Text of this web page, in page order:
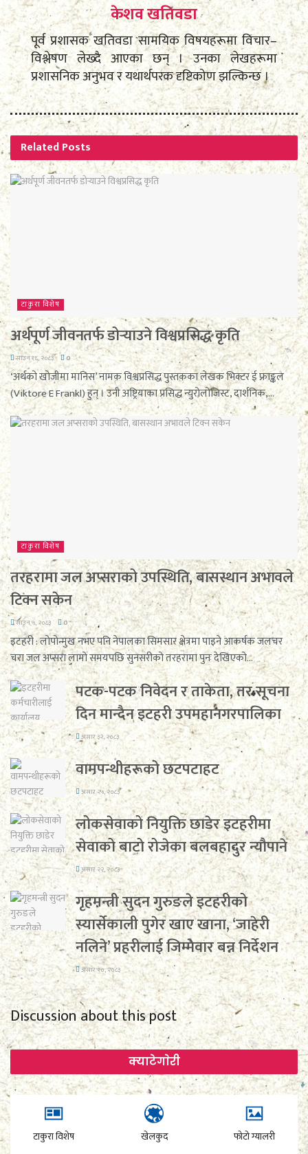
केशव खतिवडा
पूर्व प्रशासक खतिवडा सामयिक विषयहरूमा विचार–
विश्लेषण लेख्दै आएका छन् । उनका लेखहरूमा
प्रशासनिक अनुभव र यथार्थपरक दृष्टिकोण झल्किन्छ ।
RelatedPosts
टाकुरा विशेष
अर्थपूर्ण जीवनतर्फ डोर्‍याउने विश्वप्रसिद्ध कृति
साउन १६, २०८३ 0
‘अर्थको खोजीमा मानिस’ नामक विश्वप्रसिद्ध पुस्तकका लेखक भिक्टर ई फ्राङ्कल
(Viktore E Frankl) हुन् । उनी अष्ट्रियाका प्रसिद्ध न्युरोलोजिस्ट, दार्शनिक,...
टाकुरा विशेष
तरहरामा जल अप्सराको उपस्थिति, बासस्थान अभावले
टिक्न सकेन
साउन ५, २०८३ 0
इटहरी : लोपोन्मुख नभए पनि नेपालका सिमसार क्षेत्रमा पाइने आकर्षक जलचर
चरा जल अप्सरा लामो समयपछि सुनसरीको तरहरामा पुनः देखिएको...
पटक-पटक निवेदन र ताकेता, तर सूचना
दिन मान्दैन इटहरी उपमहानगरपालिका
असार ३२, २०८३
वामपन्थीहरूको छटपटाहट
असार २५, २०८३
लोकसेवाको नियुक्ति छाडेर इटहरीमा
सेवाको बाटो रोजेका बलबहादुर न्यौपाने
असार २२, २०८३
गृहमन्त्री सुदन गुरुङले इटहरीको
स्यार्सेकाली पुगेर खाए खाना, ‘जाहेरी
नलिने’ प्रहरीलाई जिम्मेवार बन्न निर्देशन
असार २०, २०८३
Discussion about this post
क्याटेगाेरी
टाकुरा विशेष खेलकुद फोटो ग्यालरी